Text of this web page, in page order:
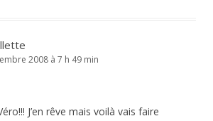
2008 à 7 h 49 min
J’en rêve mais voilà vais faire